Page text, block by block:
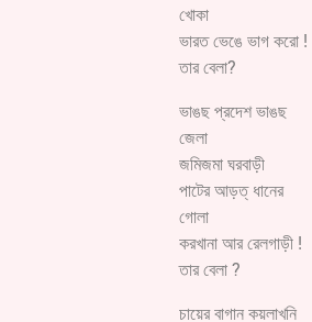
খোকা
ভারত ভেঙে ভাগ করো !
তার বেলা?
ভাঙছ প্রদেশ ভাঙছ
জেলা
জমিজমা ঘরবাড়ী
পাটের আড়ত্ ধানের
গোলা
করখানা আর রেলগাড়ী !
তার বেলা ?
চায়ের বাগান কয়লাখনি